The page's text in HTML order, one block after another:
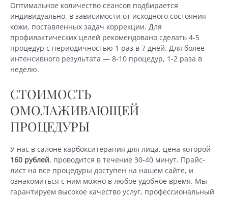
Оптимальное количество сеансов подбирается
индивидуально, в зависимости от исходного состояния
кожи, поставленных задач коррекции. Для
профилактических целей рекомендовано сделать 4-5
процедур с периодичностью 1 раз в 7 дней. Для более
интенсивного результата — 8-10 процедур, 1-2 раза в
неделю.
СТОИМОСТЬ
ОМОЛАЖИВАЮЩЕЙ
ПРОЦЕДУРЫ
У нас в салоне карбокситерапия для лица, цена которой
160 рублей, проводится в течение 30-40 минут. Прайс-
лист на все процедуры доступен на нашем сайте, и
ознакомиться с ним можно в любое удобное время. Мы
гарантируем высокое качество услуг, профессиональный